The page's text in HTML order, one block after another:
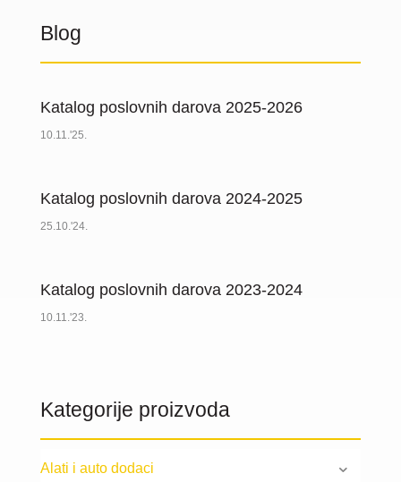
Blog
Katalog poslovnih darova 2025-2026
10.11.'25.
Katalog poslovnih darova 2024-2025
25.10.'24.
Katalog poslovnih darova 2023-2024
10.11.'23.
Kategorije proizvoda
Alati i auto dodaci